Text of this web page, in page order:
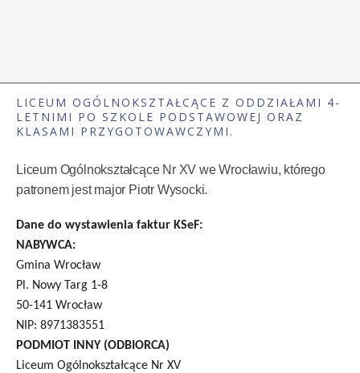
LICEUM OGÓLNOKSZTAŁCĄCE Z ODDZIAŁAMI 4-
LETNIMI PO SZKOLE PODSTAWOWEJ ORAZ
KLASAMI PRZYGOTOWAWCZYMI.
Liceum Ogólnokształcące Nr XV we Wrocławiu, którego
patronem jest major Piotr Wysocki.
Dane do wystawienia faktur KSeF:
NABYWCA:
Gmina Wrocław
Pl. Nowy Targ 1-8
50-141 Wrocław
NIP: 8971383551
PODMIOT INNY (ODBIORCA)
Liceum Ogólnokształcące Nr XV